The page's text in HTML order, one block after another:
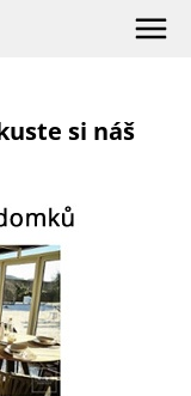
si náš